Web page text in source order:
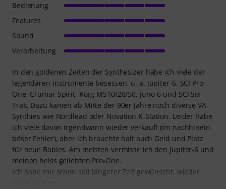
In den goldenen Zeiten der Synthesizer habe ich viele der
legendären Instrumente besessen, u. a. Jupiter-6, SCI Pro-
One, Crumar Spirit, Korg MS10/20/50, Juno-6 und SCI Six-
Trak. Dazu kamen ab Mitte der 90er Jahre noch diverse VA-
Synthies wie Nordlead oder Novation K-Station. Leider habe
ich viele davon irgendwann wieder verkauft (im nachhinein
böser Fehler), aber ich brauchte halt auch Geld und Platz
für neue Babies. Am meisten vermisse ich den Jupiter-6 und
meinen heiss geliebten Pro-One.
Ich habe mir schon seit längerer Zeit gewünscht, wieder
Bedienung
Features
Sound
Verarbeitung